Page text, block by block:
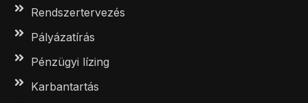
Rendszertervezés
Pályázatírás
Pénzügyi lízing
Karbantartás